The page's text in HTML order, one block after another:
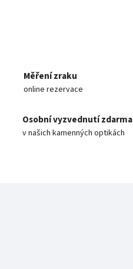
Měření zraku
online rezervace
Osobní vyzvednutí zdarma
v našich kamenných optikách